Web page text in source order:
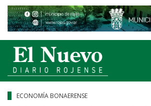
ECONOMÍA BONAERENSE